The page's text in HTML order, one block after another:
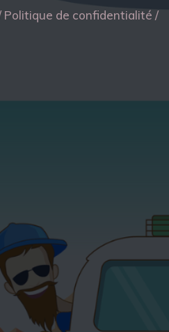
Politique de confidentialité /